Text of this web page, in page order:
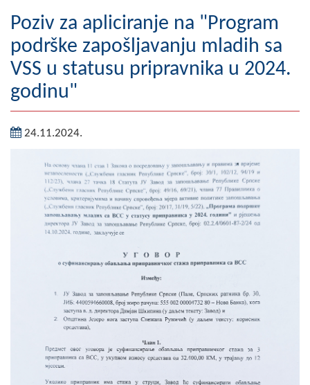
Geografija
Naseljena mjesta
Zanimljivosti
Fotogalerija
O Načelniku
Zamjenik načelnika
Izvještaj o radu načelnika
SKUPŠTINA
Statut Opštine
Skupštinsko vijeće opštine jezero
Sastav Skupštine
Poziv za apliciranje na "Program
podrške zapošljavanju mladih sa
VSS u statusu pripravnika u 2024.
godinu"
24.11.2024.